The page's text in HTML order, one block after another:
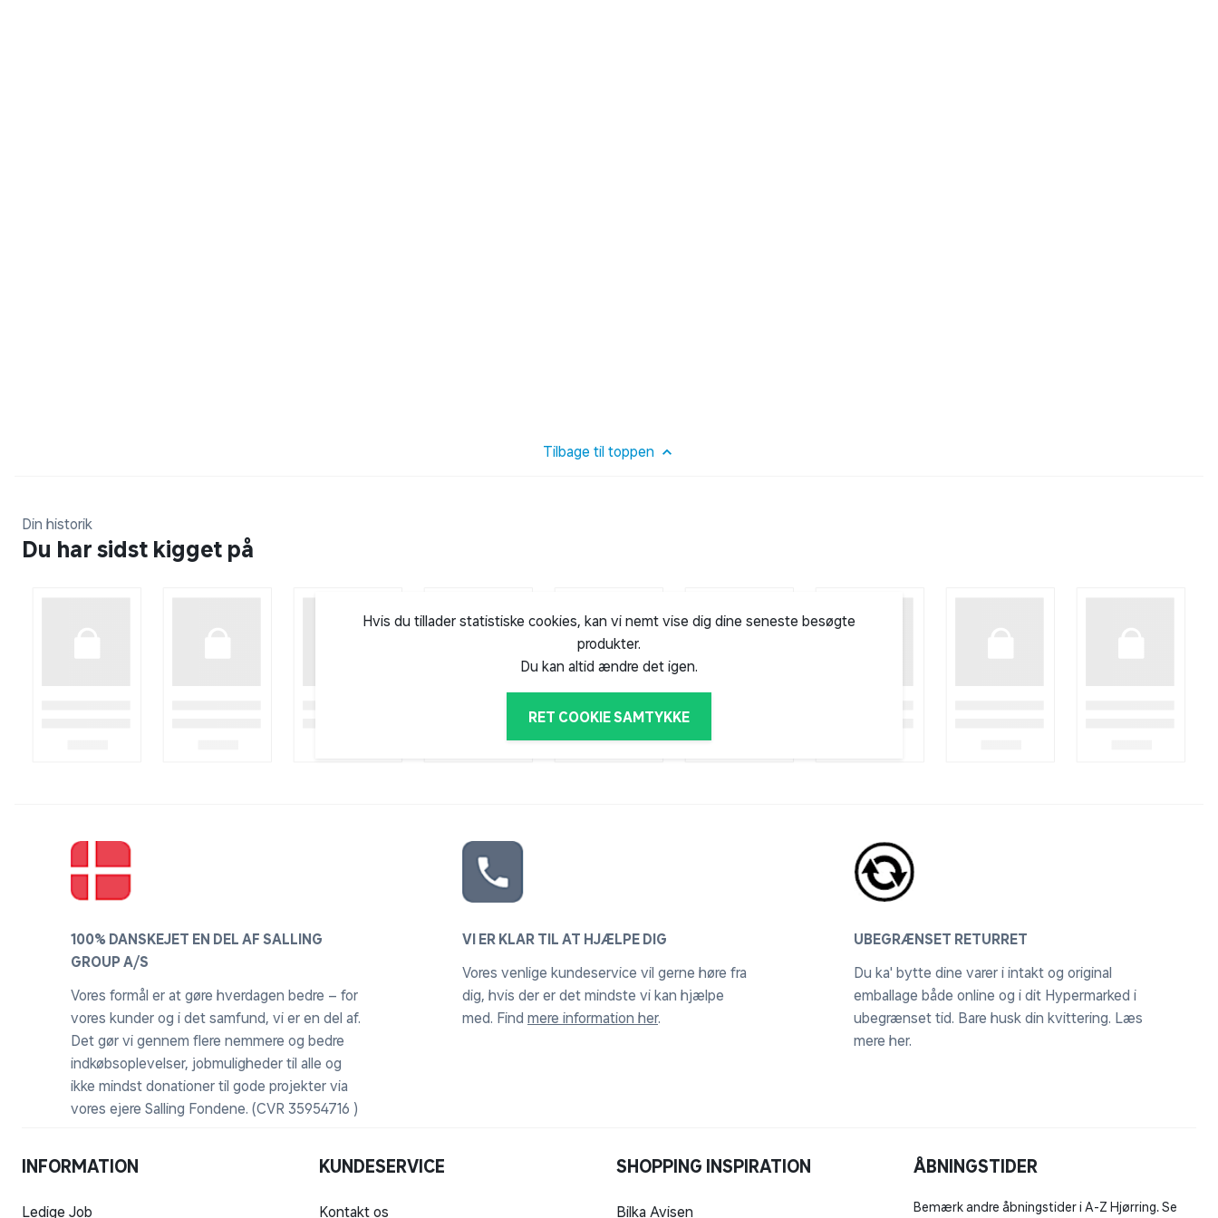
Tilbage til toppen
Din historik
Du har sidst kigget på
Hvis du tillader statistiske cookies, kan vi nemt vise dig dine seneste besøgte
produkter.
Du kan altid ændre det igen.
RET COOKIE SAMTYKKE
100% DANSKEJET EN DEL AF SALLING
GROUP A/S
Vores formål er at gøre hverdagen bedre – for
vores kunder og i det samfund, vi er en del af.
Det gør vi gennem flere nemmere og bedre
indkøbsoplevelser, jobmuligheder til alle og
ikke mindst donationer til gode projekter via
vores ejere Salling Fondene. (CVR 35954716 )
VI ER KLAR TIL AT HJÆLPE DIG
Vores venlige kundeservice vil gerne høre fra
dig, hvis der er det mindste vi kan hjælpe
med. Find mere information her.
UBEGRÆNSET RETURRET
Du ka' bytte dine varer i intakt og original
emballage både online og i dit Hypermarked i
ubegrænset tid. Bare husk din kvittering. Læs
mere her.
INFORMATION
Ledige Job
KUNDESERVICE
Kontakt os
SHOPPING INSPIRATION
Bilka Avisen
ÅBNINGSTIDER
Bemærk andre åbningstider i A-Z Hjørring. Se